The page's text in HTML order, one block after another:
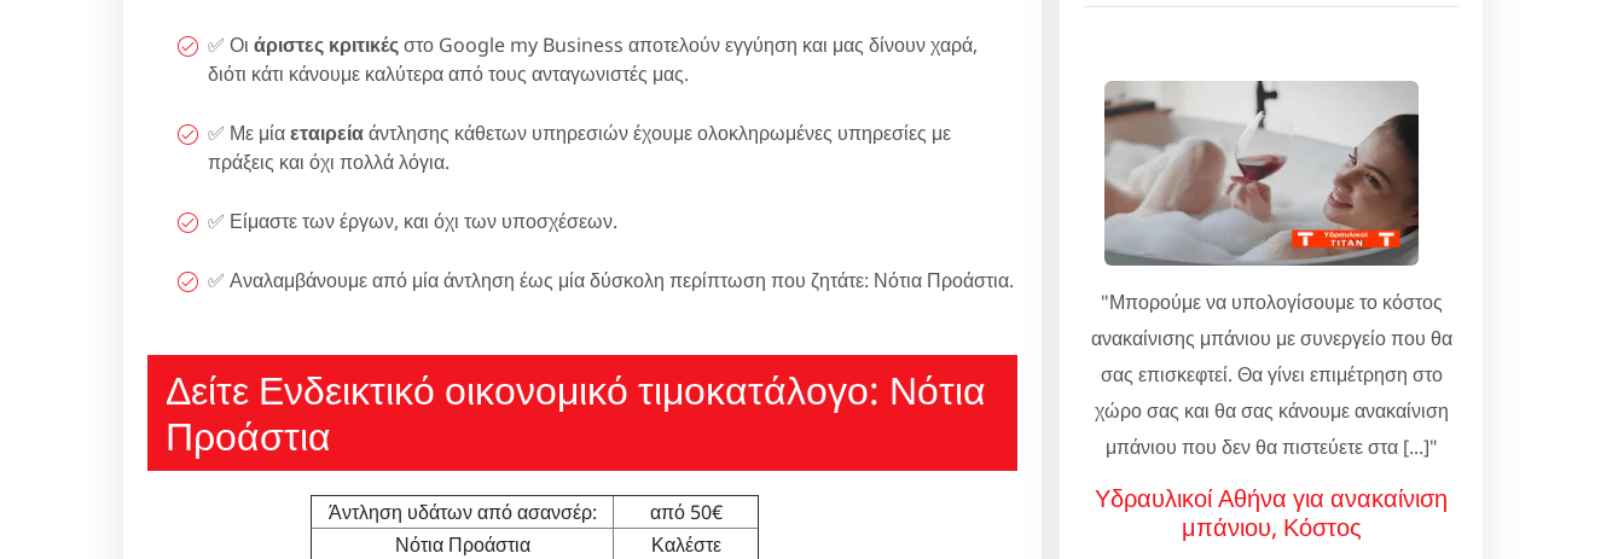
✅ Οι άριστες κριτικέςστο Google my Business αποτελούν εγγύηση και μας δίνουν χαρά,
διότι κάτι κάνουμε καλύτερα από τους ανταγωνιστές μας.
✅ Με μίαεταιρείαάντλησης κάθετων υπηρεσιών έχουμε ολοκληρωμένες υπηρεσίες με
πράξεις και όχι πολλά λόγια.
✅ Είμαστε των έργων, και όχι των υποσχέσεων.
✅ Αναλαμβάνουμε από μία άντληση έως μία δύσκολη περίπτωση που ζητάτε: Νότια Προάστια.
Δείτε Ενδεικτικό οικονομικό τιμοκατάλογο: Νότια
Προάστια
Άντληση υδάτων από ασανσέρ:
από 50€
Νότια Προάστια
Καλέστε
"Μπορούμε να υπολογίσουμε το κόστος
ανακαίνισης μπάνιου με συνεργείο που θα
σας επισκεφτεί. Θα γίνει επιμέτρηση στο
χώρο σας και θα σας κάνουμε ανακαίνιση
μπάνιου που δεν θα πιστεύετε στα [...]"
Υδραυλικοί Αθήνα για ανακαίνιση
μπάνιου, Κόστος